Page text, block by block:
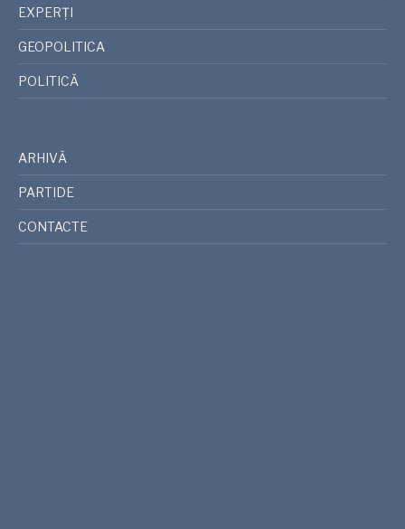
EXPERȚI
GEOPOLITICA
POLITICĂ
ARHIVĂ
PARTIDE
CONTACTE